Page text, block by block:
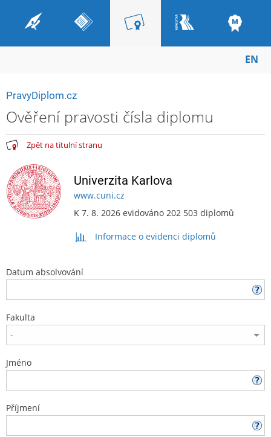
EN
PravyDiplom.cz
Ověření pravosti čísla diplomu
Zpět na titulní stranu
Univerzita Karlova
www.cuni.cz
K 7. 8. 2026 evidováno 202 503 diplomů
Informace o evidenci diplomů
Datum absolvování
Fakulta
Jméno
Příjmení